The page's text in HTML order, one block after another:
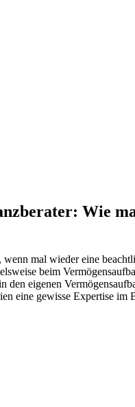
Wie
mal wieder eine
beim
den eigenen
eine gewisse Expertise im